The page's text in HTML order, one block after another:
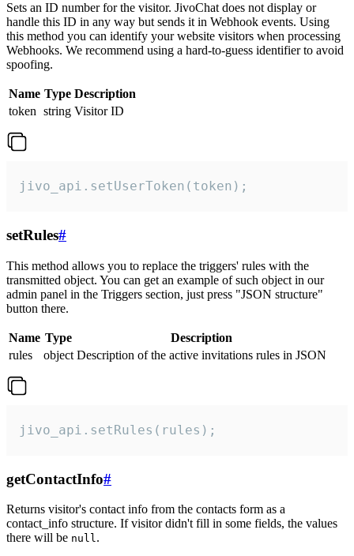
Sets an ID number for the visitor. JivoChat does not display or
handle this ID in any way but sends it in Webhook events. Using
this method you can identify your website visitors when processing
Webhooks. We recommend using a hard-to-guess identifier to avoid
spoofing.
Name Type Description
token string Visitor ID
jivo_api.setUserToken(token);
setRules#
This method allows you to replace the triggers' rules with the
transmitted object. You can get an example of such object in our
admin panel in the Triggers section, just press "JSON structure"
button there.
Name Type
Description
rules
object Description of the active invitations rules in JSON
jivo_api.setRules(rules);
getContactInfo#
Returns visitor's contact info from the contacts form as a
contact_info structure. If visitor didn't fill in some fields, the values
there will be null.